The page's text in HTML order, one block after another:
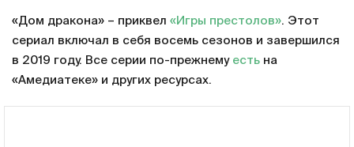
«Дом дракона» – приквел «Игры престолов». Этот
сериал включал в себя восемь сезонов и завершился
в 2019 году. Все серии по-прежнему есть на
«Амедиатеке» и других ресурсах.